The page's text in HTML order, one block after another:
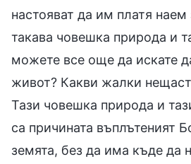
настояват да им платя
такава човешка природа и
можете все още да искате
живот? Какви жалки
Тази човешка природа и
са причината въплътеният
земята, без да има къде да